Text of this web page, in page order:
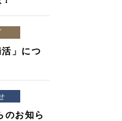
」につ
のお知ら